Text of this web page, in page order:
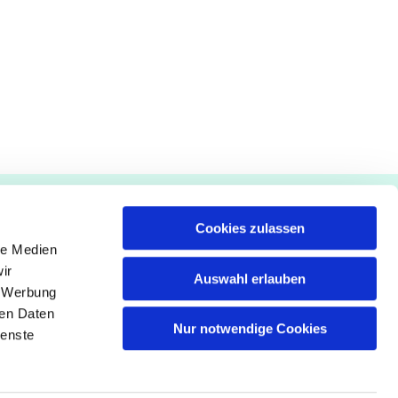
Medien
Daten
Cookies zulassen
Auswahl erlauben
Nur notwendige Cookies
Pfarrämter
Seelsorge
Offene Stellen